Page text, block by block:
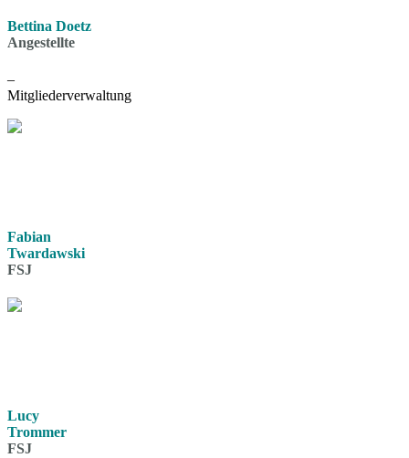
Bettina Doetz
Angestellte
–
Mitgliederverwaltung
Fabian
Twardawski
FSJ
Lucy
Trommer
FSJ